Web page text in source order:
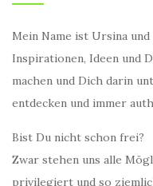
Mein Name ist Ursina
Inspirationen, Ideen und
machen und Dich darin
entdecken und immer
Bist Du nicht schon frei?
Zwar stehen uns alle
privilegiert und so